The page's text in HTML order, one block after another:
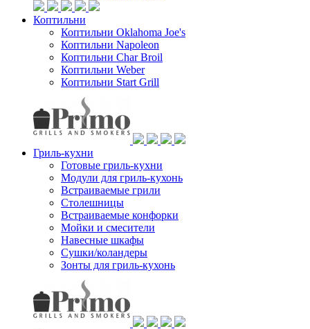
Коптильни
Коптильни Oklahoma Joe's
Коптильни Napoleon
Коптильни Char Broil
Коптильни Weber
Коптильни Start Grill
Гриль-кухни
Готовые гриль-кухни
Модули для гриль-кухонь
Встраиваемые грили
Столешницы
Встраиваемые конфорки
Мойки и смесители
Навесные шкафы
Сушки/коландеры
Зонты для гриль-кухонь